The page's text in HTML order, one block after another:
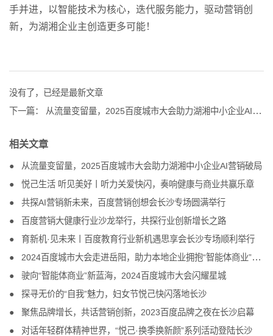
手并进，以智能技术为核心，迭代服务能力，驱动营销创
新，为湖湘企业主创造更多可能！
没有了，已经是最新文章
下一篇：
从流量变留量，2025百度城市大会助力湖湘中小企业AI营销破局
相关文章
从流量变留量，2025百度城市大会助力湖湘中小企业AI营销破局
悦己生活 听见美好丨听力关爱快闪，奏响健康与商业共赢乐章
共探AI营销新未来，百度营销创想会长沙专场圆满举行
百度营销大健康行业沙龙举行，共探行业创新增长之路
育新机·见未来丨百度教育行业新机遇思享会长沙专场顺利举行
2024百度城市大会走进岳阳，助力本地企业拥抱“智能体商业”新未来
驶向“智能体商业”新蓝海，2024百度城市大会闪耀星城
探寻无价的“自我”魅力，妇女节悦己快闪落地长沙
聚焦品牌增长，共话营销创新，2023百度品牌之夜在长沙启幕
对话年轻群体精神世界，“悦己·换季换新颜”系列活动登陆长沙